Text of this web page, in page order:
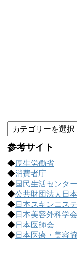
テ
ゴ
ー
で
記
事
を
探
す
参考サイト
◆厚生労働省
◆消費者庁
◆国民生活センター
◆公共財団法人日
◆日本スキンエス
◆日本美容外科学会
◆日本医師会
◆日本医療・美容